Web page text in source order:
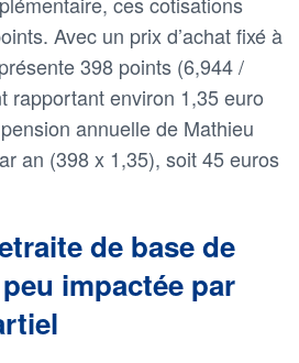
Avec un prix d’achat fixé à
398 points (6,944 /
rapportant environ 1,35 euro
annuelle de Mathieu
an (398 x 1,35), soit 45 euros
de base de
impactée par